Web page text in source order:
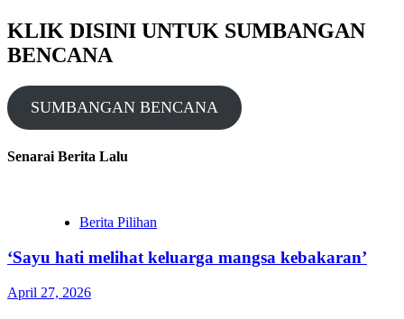
KLIK DISINI UNTUK SUMBANGAN
BENCANA
SUMBANGAN BENCANA
Senarai Berita Lalu
Berita Pilihan
‘Sayu hati melihat keluarga mangsa kebakaran’
April 27, 2026